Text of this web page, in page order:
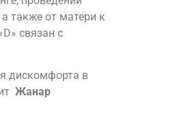
также от матери к
связан с
дискомфорта в
Жанар